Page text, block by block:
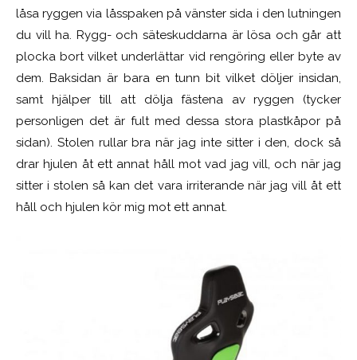
låsa ryggen via låsspaken på vänster sida i den lutningen
du vill ha. Rygg- och säteskuddarna är lösa och går att
plocka bort vilket underlättar vid rengöring eller byte av
dem. Baksidan är bara en tunn bit vilket döljer insidan,
samt hjälper till att dölja fästena av ryggen (tycker
personligen det är fult med dessa stora plastkåpor på
sidan). Stolen rullar bra när jag inte sitter i den, dock så
drar hjulen åt ett annat håll mot vad jag vill, och när jag
sitter i stolen så kan det vara irriterande när jag vill åt ett
håll och hjulen kör mig mot ett annat.